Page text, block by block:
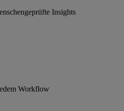
Insights
Workflow